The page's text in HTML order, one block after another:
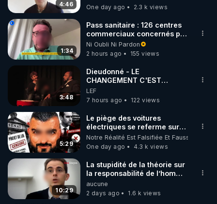
code : REGENERE10
▶ 30 jours gratuit sur l’application de méditation et
de bien-être ENVOL :
Rendez-vous sur https://www.envol.app/code
le code : REGENERE
4:46
One day ago
2.3 k views
1:34
Pass sanitaire : 126 centres
commerciaux concernés par
l'obligation dans toute la
France
Ni Oubli Ni Pardon
2 hours ago
155 views
3:48
Dieudonné - LE
CHANGEMENT C'EST
MAINTENANT
LEF
7 hours ago
122 views
5:29
Le piège des voitures
électriques se referme sur
les usagers !
Notre Réalité Est Falsifiée Et Fausse
One day ago
4.3 k views
10:29
La stupidité de la théorie sur
la responsabilité de l’homme
concernant le dioxyde de
carbone.
aucune
2 days ago
1.6 k views